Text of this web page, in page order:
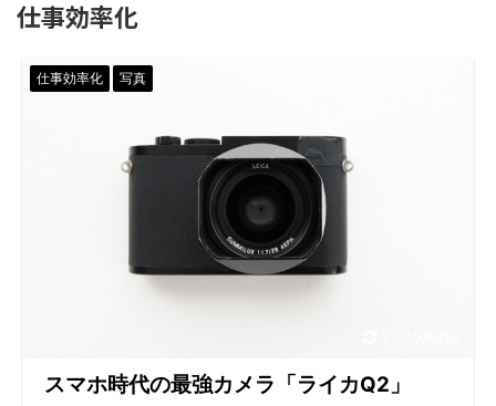
仕事効率化
仕事効率化 写真
スマホ時代の最強カメラ「ライカQ2」